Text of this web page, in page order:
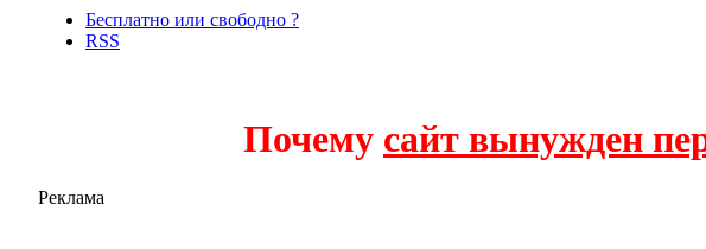
Бесплатно или свободно ?
RSS
Почему сайт вынужден
Реклама